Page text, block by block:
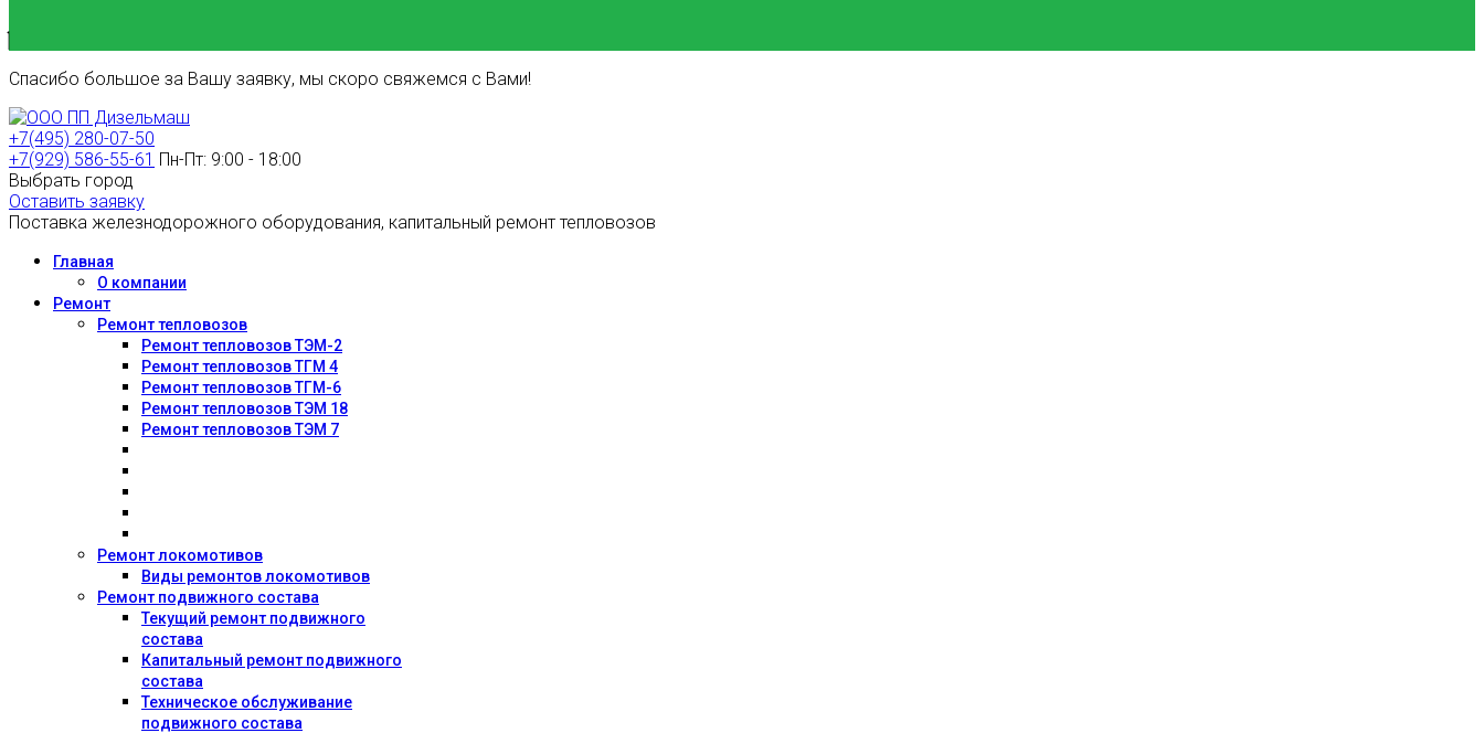
Спасибо большое за Вашу заявку, мы скоро свяжемся с Вами!
+7(495) 280-07-50
+7(929) 586-55-61 Пн-Пт: 9:00 - 18:00
Выбрать город
Оставить заявку
Поставка железнодорожного оборудования, капитальный ремонт тепловозов
Главная
О компании
Ремонт
Ремонт тепловозов
Ремонт тепловозов ТЭМ-2
Ремонт тепловозов ТГМ 4
Ремонт тепловозов ТГМ-6
Ремонт тепловозов ТЭМ 18
Ремонт тепловозов ТЭМ 7
Ремонт локомотивов
Виды ремонтов локомотивов
Ремонт подвижного состава
Текущий ремонт подвижного
состава
Капитальный ремонт подвижного
состава
Техническое обслуживание
подвижного состава